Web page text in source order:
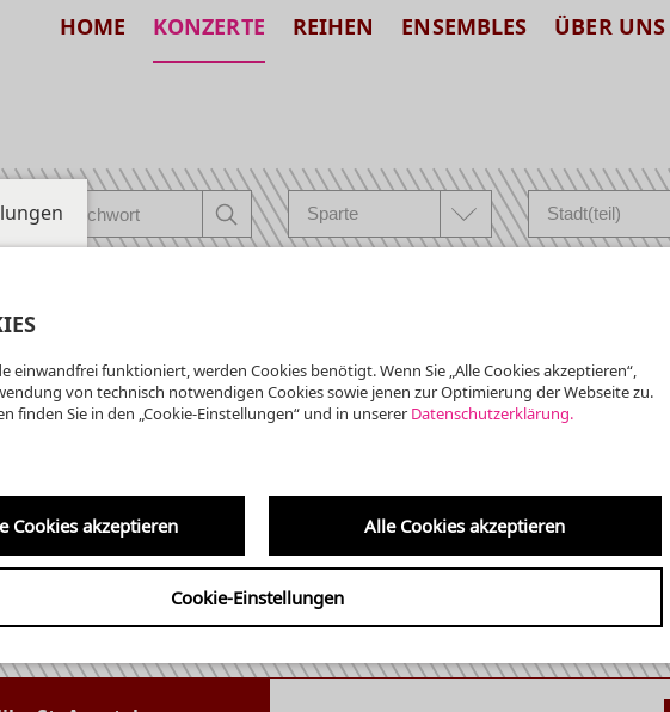
HOME KONZERTE REIHEN ENSEMBLES ÜBER UNS
Dom
Altenberger Dom
einwandfrei funktioniert, werden Cookies benötigt. Wenn Sie „Alle Cookies akzeptieren“,
von technisch notwendigen Cookies sowie jenen zur Optimierung der Webseite zu.
finden Sie in den „Cookie-Einstellungen“ und in unserer Datenschutzerklärung.
Cookies akzeptieren Alle Cookies akzeptieren
Cookie-Einstellungen